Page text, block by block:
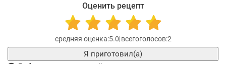
Оценить рецепт
5.0 2
Я приготовил(а)